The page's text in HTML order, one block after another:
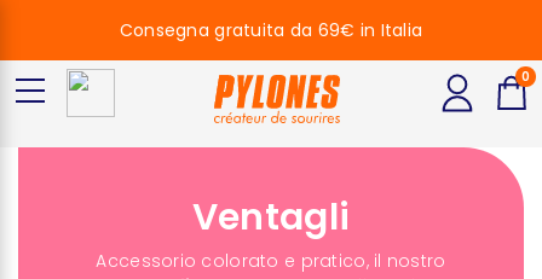
Ventagli
Accessorio colorato e pratico, il nostro
Consegna gratuita da 69€ in Italia
0